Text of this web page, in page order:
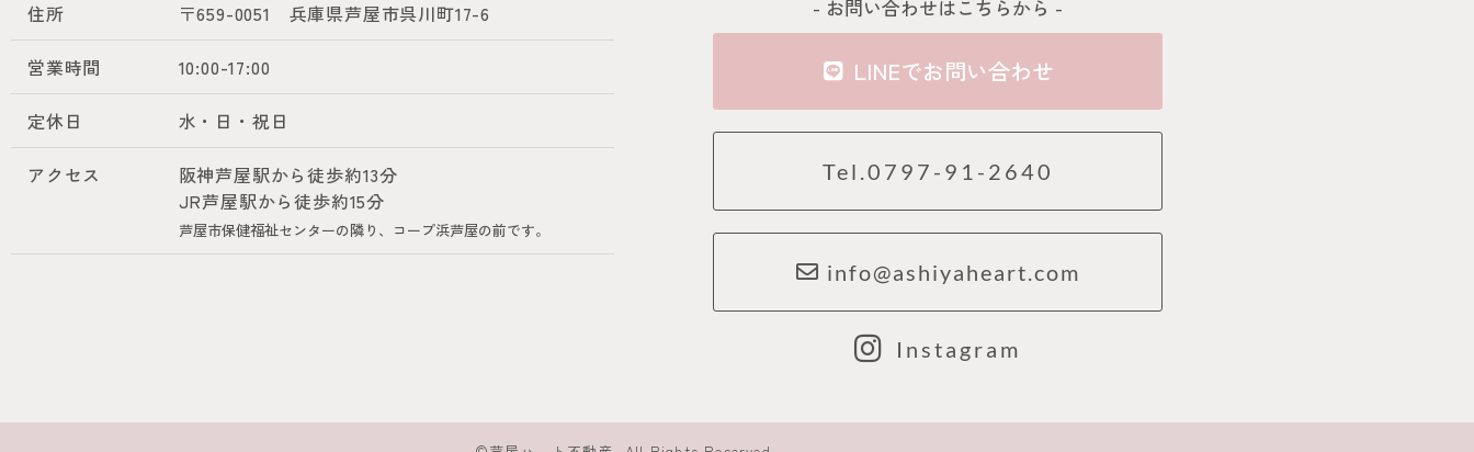
住所 〒659-0051 兵庫県芦屋市呉川町17-6
営業時間 10:00-17:00
定休日 水・日・祝日
アクセス
阪神芦屋駅から徒歩約13分
JR芦屋駅から徒歩約15分
芦屋市保健福祉センターの隣り、コープ浜芦屋の前です。
- お問い合わせはこちらから -
LINEでお問い合わせ
Tel.0797-91-2640
info@ashiyaheart.com
Instagram